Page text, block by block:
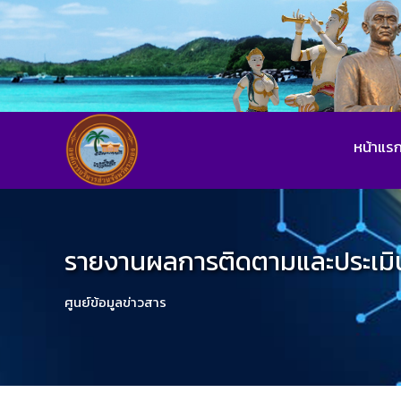
หน้าแร
รายงานผลการติดตามและประเ
ศูนย์ข้อมูลข่าวสาร